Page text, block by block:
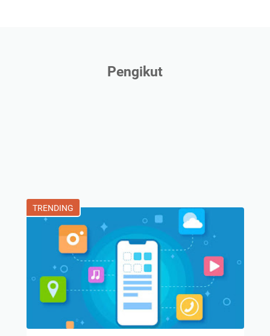
Pengikut
TRENDING